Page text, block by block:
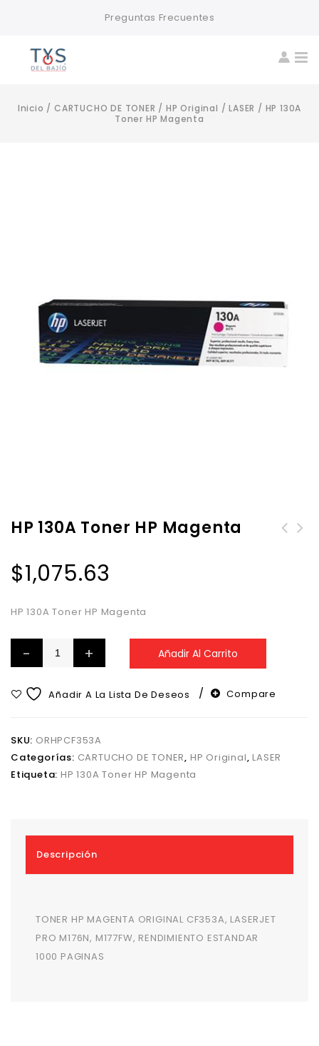
Preguntas Frecuentes
Inicio / CARTUCHO DE TONER / HP Original /LASER / HP 130A
Toner HP Magenta
HP 130A Toner HP Magenta
$1,075.63
HP 130A Toner HP Magenta
Añadir Al Carrito
Añadir A La Lista De Deseos Compare
SKU: ORHPCF353A
Categorías: CARTUCHO DE TONER, HP Original,LASER
Etiqueta: HP 130A Toner HP Magenta
Descripción
TONER HP MAGENTA ORIGINAL CF353A, LASERJET
PRO M176N, M177FW, RENDIMIENTO ESTANDAR
1000 PAGINAS